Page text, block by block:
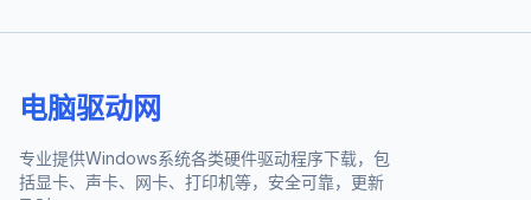
电脑驱动网
专业提供Windows系统各类硬件驱动程序下载，包
括显卡、声卡、网卡、打印机等，安全可靠，更新